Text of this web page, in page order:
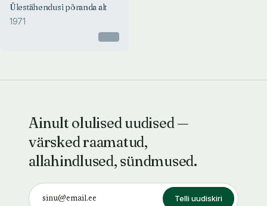
Ülestähendusi põranda alt
1971
Ainult olulised uudised —
värsked raamatud,
allahindlused, sündmused.
Telli uudiskiri